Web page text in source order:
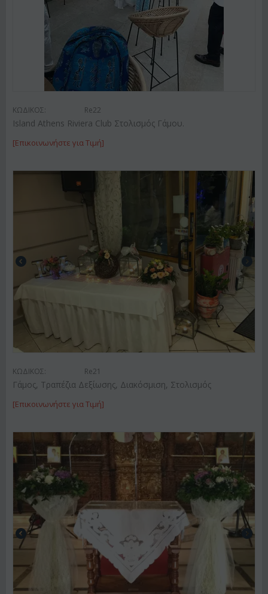
ΚΩΔΙΚΟΣ: Re22
Island Athens Riviera Club Στολισμός Γάμου.
[Επικοινωνήστε για Τιμή]
ΚΩΔΙΚΟΣ: Re21
Γάμος, Τραπέζια Δεξίωσης, Διακόσμιση, Στολισμός
[Επικοινωνήστε για Τιμή]